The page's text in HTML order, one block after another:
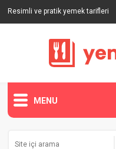
Resimli ve pratik yemek tarifleri
MENU